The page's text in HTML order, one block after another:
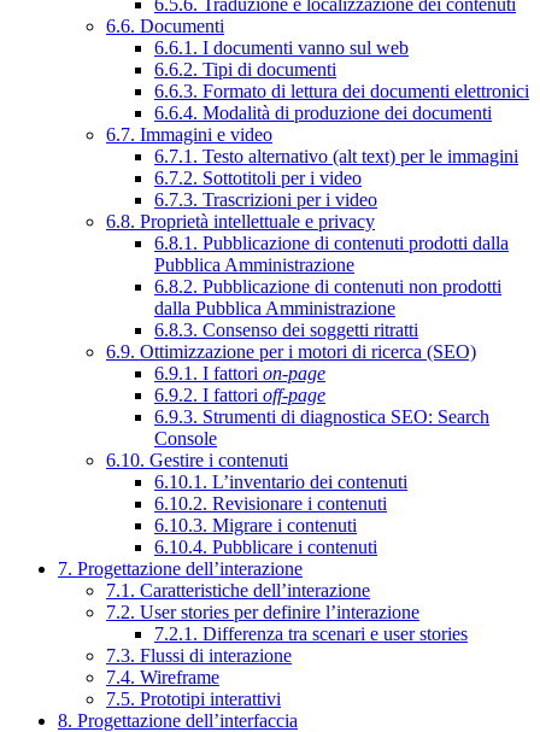
6.5.6. Traduzione e localizzazione dei contenuti
6.6. Documenti
6.6.1. I documenti vanno sul web
6.6.2. Tipi di documenti
6.6.3. Formato di lettura dei documenti elettronici
6.6.4. Modalità di produzione dei documenti
6.7. Immagini e video
6.7.1. Testo alternativo (alt text) per le immagini
6.7.2. Sottotitoli per i video
6.7.3. Trascrizioni per i video
6.8. Proprietà intellettuale e privacy
6.8.1. Pubblicazione di contenuti prodotti dalla
Pubblica Amministrazione
6.8.2. Pubblicazione di contenuti non prodotti
dalla Pubblica Amministrazione
6.8.3. Consenso dei soggetti ritratti
6.9. Ottimizzazione per i motori di ricerca (SEO)
6.9.1. I fattori on-page
6.9.2. I fattori off-page
6.9.3. Strumenti di diagnostica SEO: Search
Console
6.10. Gestire i contenuti
6.10.1. L’inventario dei contenuti
6.10.2. Revisionare i contenuti
6.10.3. Migrare i contenuti
6.10.4. Pubblicare i contenuti
7. Progettazione dell’interazione
7.1. Caratteristiche dell’interazione
7.2. User stories per definire l’interazione
7.2.1. Differenza tra scenari e user stories
7.3. Flussi di interazione
7.4. Wireframe
7.5. Prototipi interattivi
8. Progettazione dell’interfaccia